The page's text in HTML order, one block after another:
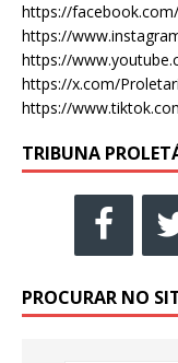
https://
https://
https://
https://x.com/
https://
TRIBUNA
PROCURAR NO